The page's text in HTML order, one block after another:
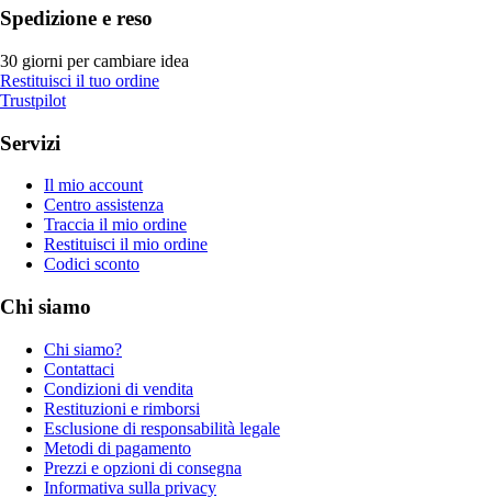
Spedizione e reso
30 giorni per cambiare idea
Restituisci il tuo ordine
Trustpilot
Servizi
Il mio account
Centro assistenza
Traccia il mio ordine
Restituisci il mio ordine
Codici sconto
Chi siamo
Chi siamo?
Contattaci
Condizioni di vendita
Restituzioni e rimborsi
Esclusione di responsabilità legale
Metodi di pagamento
Prezzi e opzioni di consegna
Informativa sulla privacy